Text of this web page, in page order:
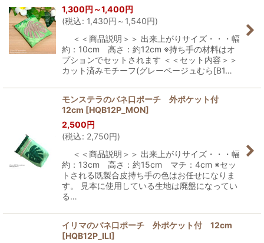
1,300円 ～1,400円
(税込: 1,430円 ～1,540円)
＜＜商品説明＞＞ 出来上がりサイズ・・・幅
約：10cm 高さ：約12cm ※持ち手の材料はオ
プションでセットされます ＜＜セット内容＞＞
カット済みモチーフ(グレーベージュむら[B1…
モンステラのバネ口ポーチ 外ポケット付
12cm [HQB12P_MON]
2,500円
(税込: 2,750円)
＜＜商品説明＞＞ 出来上がりサイズ・・・幅
約：13cm 高さ：約15cm マチ：4cm ※セッ
トされる既製合皮持ち手の色はお任せになりま
す。 見本に使用している生地は廃盤になってい
る…
イリマのバネ口ポーチ 外ポケット付 12cm
[HQB12P_ILI]